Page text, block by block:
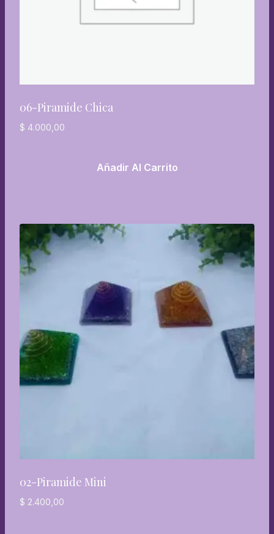
06-Piramide Chica
$ 4.000,00
Añadir Al Carrito
02-Piramide Mini
$ 2.400,00